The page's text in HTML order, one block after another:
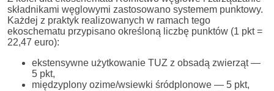
składnikami węglowymi zastosowano systemem punktowy.
Każdej z praktyk realizowanych w ramach tego
ekoschematu przypisano określoną liczbę punktów (1 pkt =
22,47 euro):
ekstensywne użytkowanie TUZ z obsadą zwierząt —
5 pkt,
międzyplony ozime/wsiewki śródplonowe — 5 pkt,